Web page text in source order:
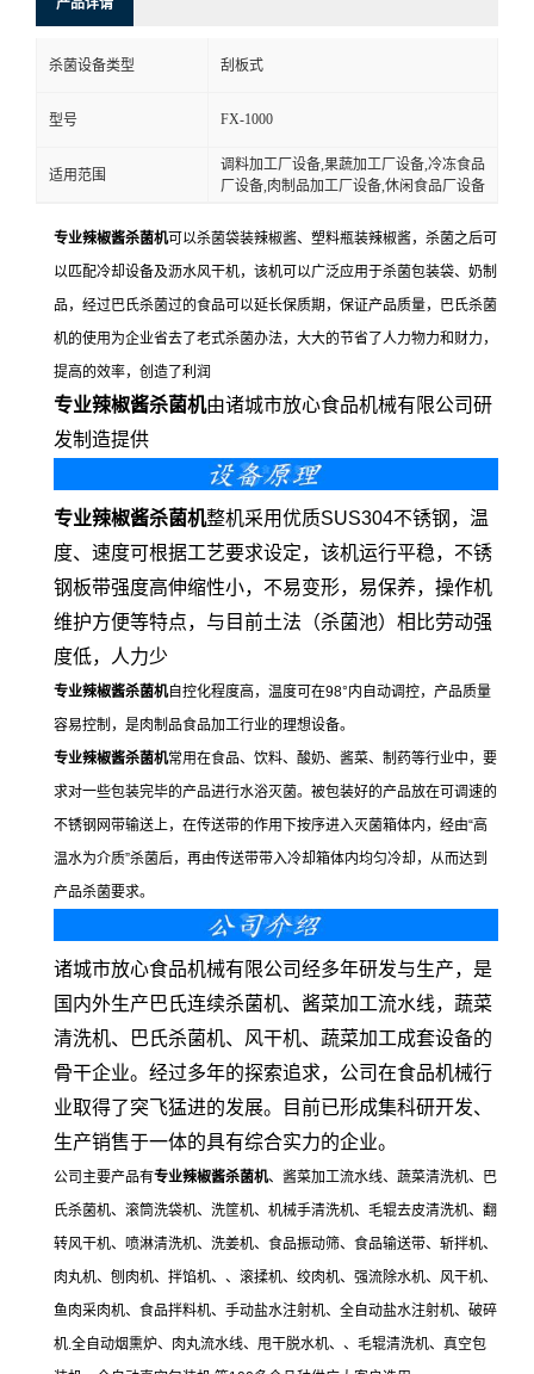
产品详请
杀菌设备类型 刮板式
型号 FX-1000
适用范围
调料加工厂设备,果蔬加工厂设备,冷冻食品
厂设备,肉制品加工厂设备,休闲食品厂设备
专业辣椒酱杀菌机可以杀菌袋装辣椒酱、塑料瓶装辣椒酱，杀菌之后可
以匹配冷却设备及沥水风干机，该机可以广泛应用于杀菌包装袋、奶制
品，经过巴氏杀菌过的食品可以延长保质期，保证产品质量，巴氏杀菌
机的使用为企业省去了老式杀菌办法，大大的节省了人力物力和财力，
提高的效率，创造了利润
专业辣椒酱杀菌机由诸城市放心食品机械有限公司研
发制造提供
专业辣椒酱杀菌机整机采用优质SUS304不锈钢，温
度、速度可根据工艺要求设定，该机运行平稳，不锈
钢板带强度高伸缩性小，不易变形，易保养，操作机
维护方便等特点，与目前土法（杀菌池）相比劳动强
度低，人力少
专业辣椒酱杀菌机自控化程度高，温度可在98°内自动调控，产品质量
容易控制，是肉制品食品加工行业的理想设备。
专业辣椒酱杀菌机常用在食品、饮料、酸奶、酱菜、制药等行业中，要
求对一些包装完毕的产品进行水浴灭菌。被包装好的产品放在可调速的
不锈钢网带输送上，在传送带的作用下按序进入灭菌箱体内，经由“高
温水为介质”杀菌后，再由传送带带入冷却箱体内均匀冷却，从而达到
产品杀菌要求。
诸城市放心食品机械有限公司经多年研发与生产，是
国内外生产巴氏连续杀菌机、酱菜加工流水线，蔬菜
清洗机、巴氏杀菌机、风干机、蔬菜加工成套设备的
骨干企业。经过多年的探索追求，公司在食品机械行
业取得了突飞猛进的发展。目前已形成集科研开发、
生产销售于一体的具有综合实力的企业。
公司主要产品有专业辣椒酱杀菌机、酱菜加工流水线、蔬菜清洗机、巴
氏杀菌机、滚筒洗袋机、洗筐机、机械手清洗机、毛辊去皮清洗机、翻
转风干机、喷淋清洗机、洗姜机、食品振动筛、食品输送带、斩拌机、
肉丸机、刨肉机、拌馅机、、滚揉机、绞肉机、强流除水机、风干机、
鱼肉采肉机、食品拌料机、手动盐水注射机、全自动盐水注射机、破碎
机.全自动烟熏炉、肉丸流水线、甩干脱水机、、毛辊清洗机、真空包